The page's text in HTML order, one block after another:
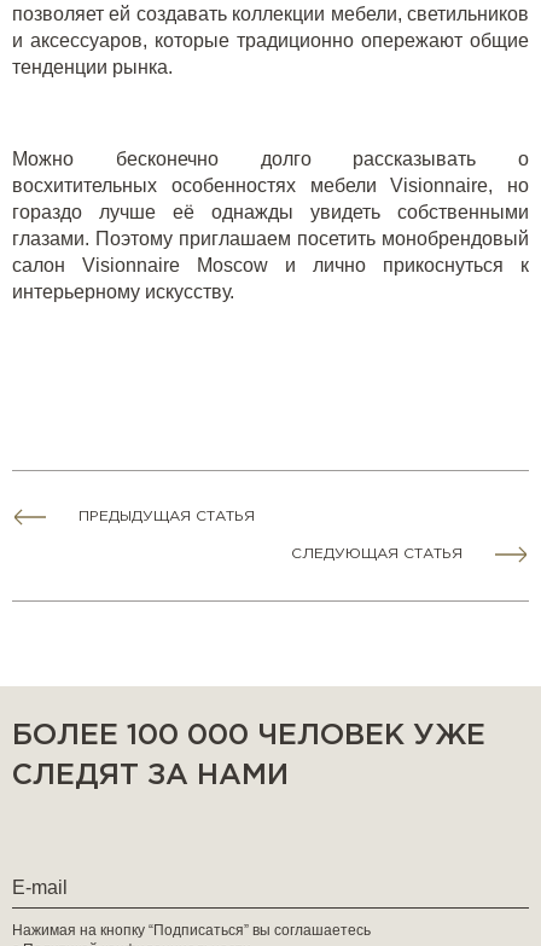
позволяет ей создавать коллекции мебели, светильников
и аксессуаров, которые традиционно опережают общие
тенденции рынка.
Можно бесконечно долго рассказывать о
восхитительных особенностях мебели Visionnaire, но
гораздо лучше её однажды увидеть собственными
глазами. Поэтому приглашаем посетить монобрендовый
салон Visionnaire Moscow и лично прикоснуться к
интерьерному искусству.
ПРЕДЫДУЩАЯ СТАТЬЯ
СЛЕДУЮЩАЯ СТАТЬЯ
БОЛЕЕ 100 000 ЧЕЛОВЕК УЖЕ
СЛЕДЯТ ЗА НАМИ
Нажимая на кнопку “Подписаться” вы соглашаетесь